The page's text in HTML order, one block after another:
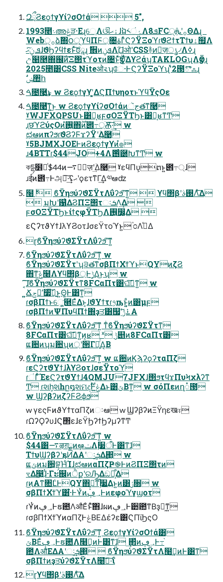
ԶྲྀϨεϙϯγϒίʔσΟϯά  5",
1993೥܈അݝੜ·ΕɻେֶΛଔۀޙɺឯ༨ۂંΛܦͯ8FC੍࡞ʹܞΘΔɻ
Web੍࡞ձࣾ΍౦ূϓϥΠϜ্৔اۀʹͯϚʔΫΞοϓɾϑϩϯτΤϯυۀ຿Λ
ܦ ݧͨ͠ޙɺϑϦʔϥϯεͱͯ͠ಠཱɻ ࣗ਎ͷܦݧΛ׆͔͠ɺओʹCSSؔ࿈ͷٕज़ൃ৴Λߦ͏ɻ
උ๨࿥΍஌ࣝͷΞ΢τϓοτͷ৔ͱͯ͠ӡӦ͍ͯ͠ΔϒϩάʮTAKLOGʯΛӡӦɻ
2025೥͸CSS Niteओ࠵ʮே·ͰϚʔΫΞοϓʯʹͯ2౓ొஃɻ
ࣗݾ঺հ
ࠓ೔࿩͢͜ͱ w Ϩεϙϯγϒʹ͓͚ΔϚΠϯυηοτͱϓϥΫςΟε
ࠓ೔࿩͞ͳ͍͜ͱ w ϨεϙϯγϒίʔσΟϯάͷجૅతͳ࿩
ˠWJFXQPSUͱ͸Կ͔ʁϝσΟΞΫΤϦͱ͸Կ͔ʁͳͲ
ɹ֤छϓϩύςΟͷ࢖͍ํ΋࣌ؒͷ౎߹্ׂѪ͠·͢ w
ಛఆͷπʔϧɾϑϨʔϜϫʔΫʹؔ͢Δ࿩
ˠ5BJMXJOEͰͷϨεϙϯγϒͷํ๏
ɹ4BTTɾ$44JO+4Λ࢖ͬͨޮ཰ԽͳͲ w
কདྷ໾ཱͭ$44ͷ࠷৽ٕज़ʹؔ͢Δ࿩ ˠεϥΠυ͕ຕͱ͍͏౎߹্ɺ
ɹईͷ౎߹Ͱஅ೦͠·͢ʢޙʹϙετͳΓ͢Δ༧ఆʣ
໨࣍  ϐΫηϧύʔϑΣΫτΛΰʔϧʹ͠ͳ͍  ϒϥ΢βʹ࢓ࣄΛͤ͞Δ
 มԽʹ଱͑ΔϨΠΞ΢τઃܭΛ͢Δ 
ϝσΟΞΫΤϦͱίϯςφΫΤϦΛ࢖͍෼͚Δ 
εϚʔτϑΥϯɺλϒϨοτɺσεΫτοϓͱ͍͏ ֓೦ΛࣺͯΔ
ɽϐΫηϧύʔϑΣΫτΛΰʔϧʹ͠ͳ͍
ϐΫηϧύʔϑΣΫτΛΰʔϧʹ͠ͳ͍ w
ϐΫηϧύʔϑΣΫτʹʮ੩తͳσβΠϯΧϯϓͱQYͷζϨ
΋ͳ͘ݟͨ໨Λϒϥ΢β্Ͱ࣮ݱ͢Δ͜ͱʯ w
͔͠͠ɺϐΫηϧύʔϑΣΫτͳ8FCαΠτ͸ଘࡏ͠ͳ͍ w
͍͍Ճݮʹ࣮૷ͯ͠ྑ͍ͱ͍͏Θ͚Ͱ͸ͳ͍
ɾσβΠϯͱେ͖͔͚͘཭ΕͯΔͱ͔ɺϑΥϯτɾ৭͕ҧ͏ͱ͔ͦ͏͍͏ͷ͸μϝ
ɾσβΠϯͷΨΠυϥΠϯ΍ҙਤ͸஧࣮ʹ࠶ݱ͠Α͏
ϐΫηϧύʔϑΣΫτΛΰʔϧʹ͠ͳ͍ ͳͥϐΫηϧύʔϑΣΫτͳ
8FCαΠτ͸ଘࡏ͠ͳ͍ͷ͔ʁ ˣ ݱ୅ͷ8FCαΠτ͸
ແ਺ͷʮม਺ʯͷ্ʹ੒Γཱ͍ͬͯΔ͔Β
ϐΫηϧύʔϑΣΫτΛΰʔϧʹ͠ͳ͍ w ແ਺ͷϏϡʔϙʔταΠζ
ɾεϚʔτϑΥϯɺλϒϨοτɺσεΫτοϓ
ɾંΓͨͨΈεϚʔτϑΥϯɺ4QMJU7JFXɺ΢ϧτϥϫΠυϞχλʔͳ
Ͳ ɾશһ͕શһը໘શମදࣔͰݟ͍ͯΔͱ͸ݶΒͳ͍ w σόΠεͷղ૾౓
w ϢʔβʔͷζʔϜϨϕϧ
w γεςϜͷϑΥϯταΠζͷઃఆ w ϢʔβʔͷΞΫηεखஈ
ɾΩʔϘʔυɺϚ΢εɺεΫϦʔϯϦʔμʔͳͲ
ϐΫηϧύʔϑΣΫτΛΰʔϧʹ͠ͳ͍ w
$44͸࠷ऴग़ྗͷܾఆݖΛ࣮૷ऀͰ͸ͳ͘ɺ
ΤϯυϢʔβʔʹҕͶΔΑ͏ʹઃܭ͢Δ΂͖ w
ແݶͷม਺͕བྷΉͨΊɺಛఆͷαΠζҎ֎ͰͷϨΠΞ΢τͷ
ৼΔ෣͍ɺͭ·Γະ஌ͷੈքʹରԠ͢Δඞཁ͕͋Δ
ɾ͜ͷΑ͏ͳ৚݅ԼͰQY΋ڰ͍͕ͳ࣮͘૷͢Δͱ͍͏ͷ͸ݬ૝ w
σβΠϯΧϯϓ͸͋͘·ͰҰͭͷ؀ڥͰͷεφοϓγϣοτ
ɾҰͭͷ؀ڥͰຬ఺ΛऔΕͨͱͯ͠΋ɺผͷ؀ڥͰ੺఺ͳΒҙຯ͕ͳ͍
ɾσβΠϯΧϯϓͷαΠζͰݟΒΕΔέʔε͸ϚΠϊϦςΟ
ϐΫηϧύʔϑΣΫτΛΰʔϧʹ͠ͳ͍ ϨεϙϯγϒίʔσΟϯά͸
ݶΒΕͨ؀ڥͰຬ఺Λ໨ࢦ͢ͷͰ͸ͳ͘ɺ ͢΂ͯͷ؀ڥͰ߹֨
఺ΛऔΕΔΑ͏ʹઃܭ͢΂͖  ϐΫηϧύʔϑΣΫτΛ໨ࢦ͢ͷͰ͸ͳ͘
σβΠϯͷҙਤύʔϑΣΫτΛ໨ࢦ͠·͠ΐ͏
ɽϒϥ΢βʹ࢓ࣄΛͤ͞Δ